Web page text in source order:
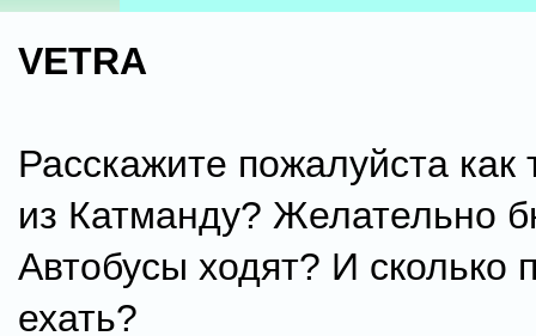
VETRA
Расскажите пожалуйста как
из Катманду? Желательно
Автобусы ходят? И сколько
ехать?